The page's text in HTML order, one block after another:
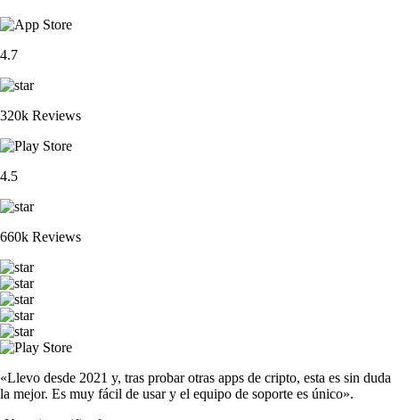
4.7
320k Reviews
4.5
660k Reviews
«Llevo desde 2021 y, tras probar otras apps de cripto, esta es sin duda
la mejor. Es muy fácil de usar y el equipo de soporte es único».